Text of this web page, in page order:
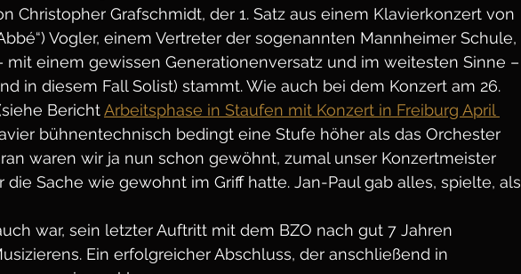
Christopher Grafschmidt, der 1. Satz aus einem Klavierkonzert von
Vogler, einem Vertreter der sogenannten Mannheimer Schule,
mit einem gewissen Generationenversatz und im weitesten Sinne –
in diesem Fall Solist) stammt. Wie auch bei dem Konzert am 26.
Bericht Arbeitsphase in Staufen mit Konzert in Freiburg April
bühnentechnisch bedingt eine Stufe höher als das Orchester
waren wir ja nun schon gewöhnt, zumal unser Konzertmeister
die Sache wie gewohnt im Griff hatte. Jan-Paul gab alles, spielte, als
war, sein letzter Auftritt mit dem BZO nach gut 7 Jahren
Ein erfolgreicher Abschluss, der anschließend in